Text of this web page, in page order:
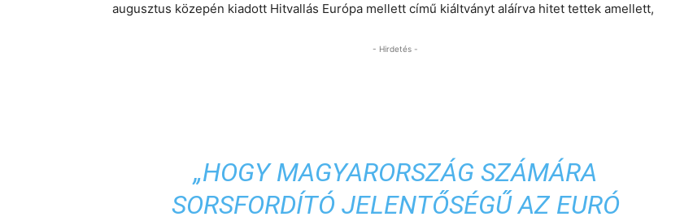
augusztus közepén kiadott Hitvallás Európa mellett című kiáltványt aláírva hitet tettek amellett,
- Hirdetés -
„HOGY MAGYARORSZÁG SZÁMÁRA
SORSFORDÍTÓ JELENTŐSÉGŰ AZ EURÓ